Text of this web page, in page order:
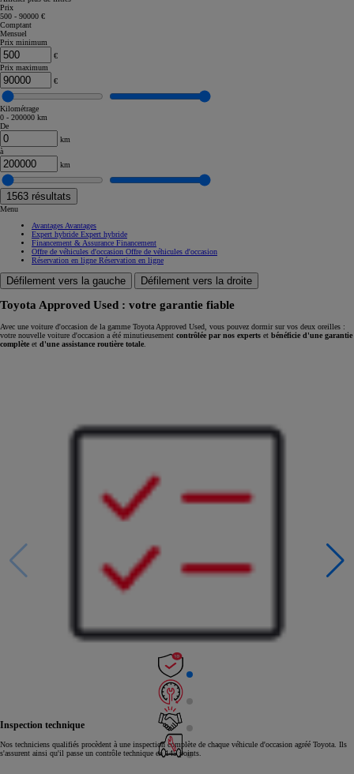
Prix
500 - 90000 €
Comptant
Mensuel
Prix minimum
€
Prix maximum
€
Kilométrage
0 - 200000 km
De
km
à
km
1563 résultats
Menu
Avantages Avantages
Expert hybride Expert hybride
Financement & Assurance Financement
Offre de véhicules d'occasion Offre de véhicules d'occasion
Réservation en ligne Réservation en ligne
Défilement vers la gauche Défilement vers la droite
Toyota Approved Used : votre garantie fiable
Avec une voiture d'occasion de la gamme Toyota Approved Used, vous pouvez dormir sur vos deux oreilles :
votre nouvelle voiture d'occasion a été minutieusement contrôlée par nos experts et bénéficie d'une garantie
complète et d'une assistance routière totale
Inspection technique
Nos techniciens qualifiés procèdent à une inspection complète de chaque véhicule d'occasion agréé Toyota. Ils
s'assurent ainsi qu'il passe un contrôle technique en 145 points.